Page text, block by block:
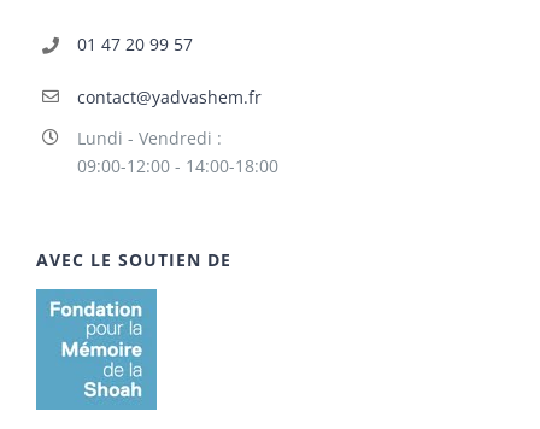
01 47 20 99 57
contact@yadvashem.fr
Lundi - Vendredi :
09:00-12:00 - 14:00-18:00
AVEC LE SOUTIEN DE